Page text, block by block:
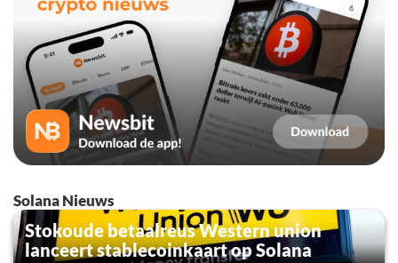
Solana Nieuws
Stokoude betaalreus Western union
lanceert stablecoinkaart op Solana